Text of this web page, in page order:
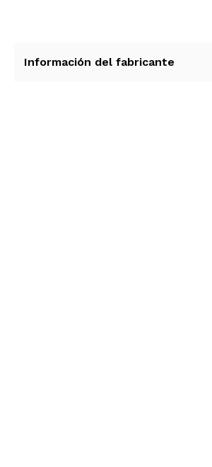
y moda de manera impecable.
Información del fabricante